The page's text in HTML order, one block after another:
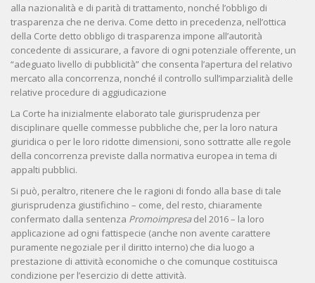
alla nazionalità e di parità di trattamento, nonché l’obbligo di
trasparenza che ne deriva. Come detto in precedenza, nell’ottica
della Corte detto obbligo di trasparenza impone all’autorità
concedente di assicurare, a favore di ogni potenziale offerente, un
“adeguato livello di pubblicità” che consenta l’apertura del relativo
mercato alla concorrenza, nonché il controllo sull’imparzialità delle
relative procedure di aggiudicazione
La Corte ha inizialmente elaborato tale giurisprudenza per
disciplinare quelle commesse pubbliche che, per la loro natura
giuridica o per le loro ridotte dimensioni, sono sottratte alle regole
della concorrenza previste dalla normativa europea in tema di
appalti pubblici.
Si può, peraltro, ritenere che le ragioni di fondo alla base di tale
giurisprudenza giustifichino – come, del resto, chiaramente
confermato dalla sentenza Promoimpresadel 2016 – la loro
applicazione ad ogni fattispecie (anche non avente carattere
puramente negoziale per il diritto interno) che dia luogo a
prestazione di attività economiche o che comunque costituisca
condizione per l’esercizio di dette attività.